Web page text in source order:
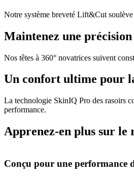
Notre système breveté Lift&Cut soulève
Maintenez une
Nos têtes à 360° novatrices suivent
Un confort ultime pour
La technologie SkinIQ Pro des rasoirs
performance.
Apprenez-en plus sur le
Conçu pour une performance